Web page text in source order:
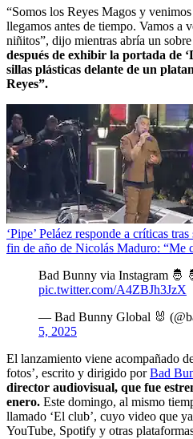
“Somos los Reyes Magos y
llegamos antes de tiempo. Vamos a
niñitos”, dijo mientras abría un
después de exhibir la portada de
sillas plásticas delante de un
Reyes”.
‘Pipe’ Peláez responde a críticas
fin de año de Nicolás Maduro: “Me
Bad Bunny via Instagram 🤴
pic.twitter.com/A4ZBJh3JzX
— Bad Bunny Global 🐰
5, 2025
El lanzamiento viene acompañado
fotos’, escrito y dirigido porBad
director audiovisual, que fue
enero. Este domingo, al mismo
llamado ‘El club’, cuyo video que
YouTube, Spotify y otras